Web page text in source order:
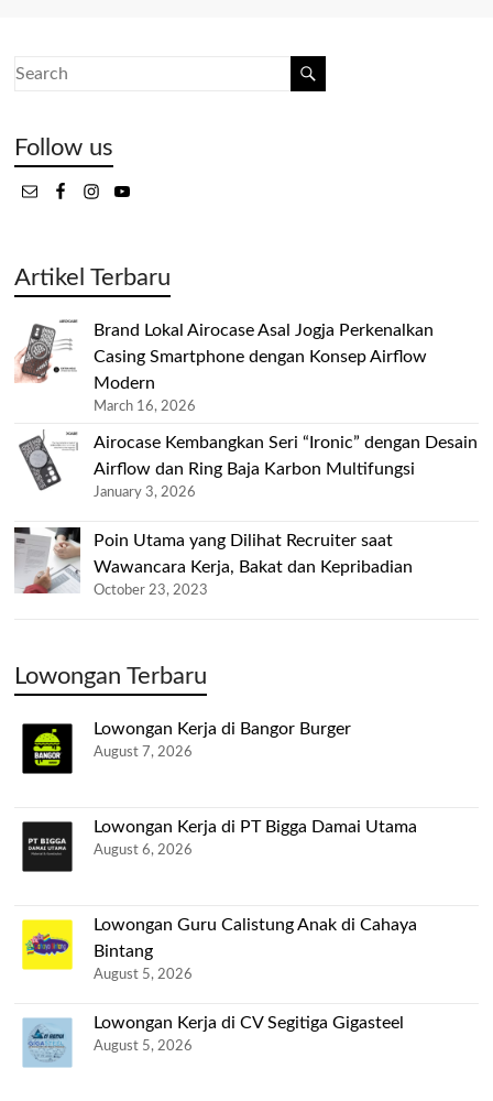
Follow us
Artikel Terbaru
Brand Lokal Airocase Asal Jogja Perkenalkan
Casing Smartphone dengan Konsep Airflow
Modern
March 16, 2026
Airocase Kembangkan Seri “Ironic” dengan Desain
Airflow dan Ring Baja Karbon Multifungsi
January 3, 2026
Poin Utama yang Dilihat Recruiter saat
Wawancara Kerja, Bakat dan Kepribadian
October 23, 2023
Lowongan Terbaru
Lowongan Kerja di Bangor Burger
August 7, 2026
Lowongan Kerja di PT Bigga Damai Utama
August 6, 2026
Lowongan Guru Calistung Anak di Cahaya
Bintang
August 5, 2026
Lowongan Kerja di CV Segitiga Gigasteel
August 5, 2026